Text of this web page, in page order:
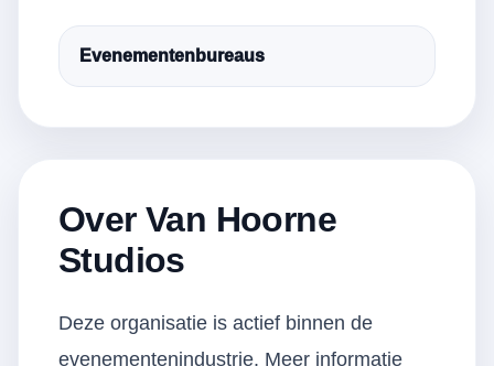
Evenementenbureaus
Over Van Hoorne
Studios
Deze organisatie is actief binnen de
evenementenindustrie. Meer informatie